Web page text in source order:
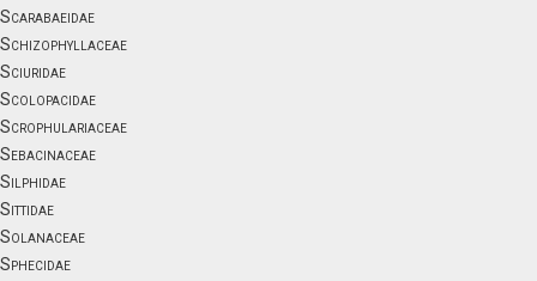
Scarabaeidae
Schizophyllaceae
Sciuridae
Scolopacidae
Scrophulariaceae
Sebacinaceae
Silphidae
Sittidae
Solanaceae
Sphecidae